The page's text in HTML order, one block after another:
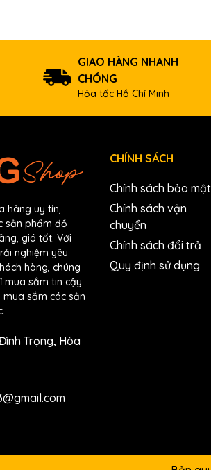
niệu đạo hay sounding niệu đạo tự
bảo đảm an toàn khi sử dụng. Chất liệu
sẽ không khó chịu hoặc tổn thương.
GIAO HÀNG NHANH
CHÓNG
Hỏa tốc Hồ Chí Minh
hàng uy tín,
sản phẩm đồ
giá tốt. Với
nghiệm yêu
hàng, chúng
mua sắm tin cậy
sắm các sản
Trọng, Hòa
CHÍNH SÁCH
Chính sách bảo mật
Chính sách vận
chuyển
Chính sách đổi trả
Quy định sử dụng